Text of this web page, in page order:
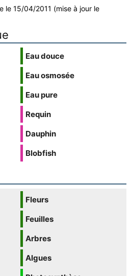
le 15/04/2011 (mise à jour le
Eau douce
Eau osmosée
Eau pure
Requin
Dauphin
Blobfish
Fleurs
Feuilles
Arbres
Algues